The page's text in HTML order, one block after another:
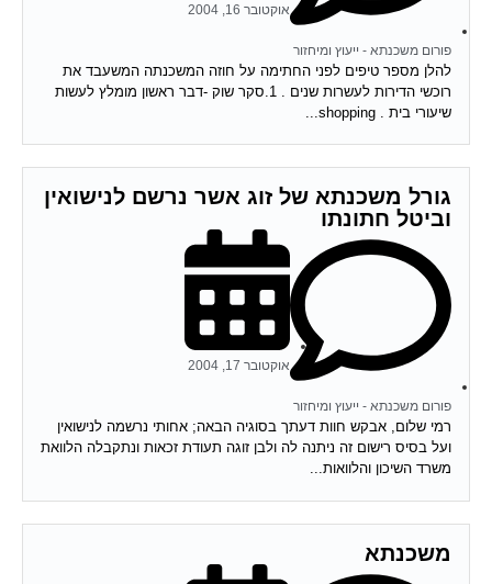
פורום משכנתא - ייעוץ ומיחזור
אוקטובר 16, 2004
להלן מספר טיפים לפני החתימה על חוזה המשכנתה המשעבד את
רוכשי הדירות לעשרות שנים . 1.סקר שוק -דבר ראשון מומלץ לעשות
שיעורי בית . shopping...
גורל משכנתא של זוג אשר נרשם לנישואין
וביטל חתונתו
פורום משכנתא - ייעוץ ומיחזור
אוקטובר 17, 2004
רמי שלום, אבקש חוות דעתך בסוגיה הבאה; אחותי נרשמה לנישואין
ועל בסיס רישום זה ניתנה לה ולבן זוגה תעודת זכאות ונתקבלה הלוואת
משרד השיכון והלוואות...
משכנתא